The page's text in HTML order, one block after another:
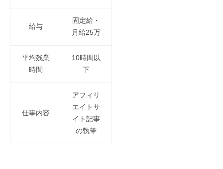
aritinu
給与
固定給・
月給25万
平均残業
時間
10時間以
下
仕事内容
アフィリ
エイトサ
イト記事
の執筆